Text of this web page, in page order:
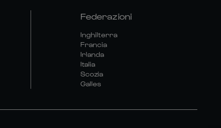
Federazioni
Inghilterra
Francia
Irlanda
Italia
Scozia
Galles